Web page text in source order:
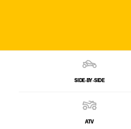
SIDE‑BY‑SIDE
ATV